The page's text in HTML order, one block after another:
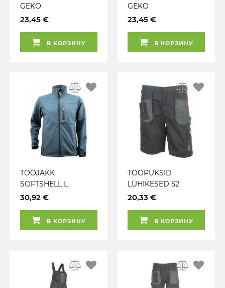
GEKO
23,45 €
В КОРЗИНУ
GEKO
23,45 €
В КОРЗИНУ
TÖÖJAKK
SOFTSHELL L
TVARDY
30,92 €
В КОРЗИНУ
TÖÖPÜKSID
LÜHIKESED 52
TVARDY
20,33 €
В КОРЗИНУ